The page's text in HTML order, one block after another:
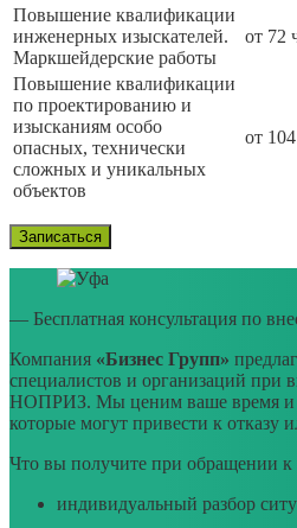
Повышение квалификации
инженерных изыскателей.
Маркшейдерские работы
от 72
Повышение квалификации
по проектированию и
изысканиям особо
опасных, технически
сложных и уникальных
объектов
от
Записаться
— Бесплатная консультация по
Компания «Бизнес Групп»
специалистов и организаций при
НОПРИЗ. Мы ценим ваше время и
которые могут привести к отказу
Что вы получите при обращении к
индивидуальный разбор